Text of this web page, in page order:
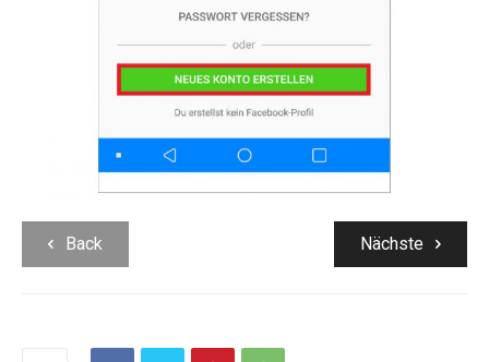
Back Nächste